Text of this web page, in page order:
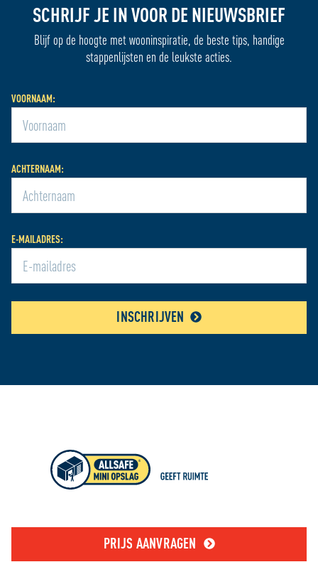
SCHRIJF JE IN VOOR DE NIEUWSBRIEF
Blijf op de hoogte met wooninspiratie, de beste tips, handige
stappenlijsten en de leukste acties.
VOORNAAM:
ACHTERNAAM:
E-MAILADRES:
INSCHRIJVEN
PRIJS AANVRAGEN